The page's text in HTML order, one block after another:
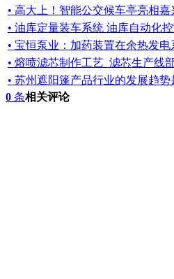
• 高大上！智能公交候车亭亮相嘉
• 油库定量装车系统 油库自动化
• 宝恒泵业：加药装置在余热发
• 熔喷滤芯制作工艺_滤芯生产线
• 苏州遮阳篷产品行业的发展趋势
0 条相关评论